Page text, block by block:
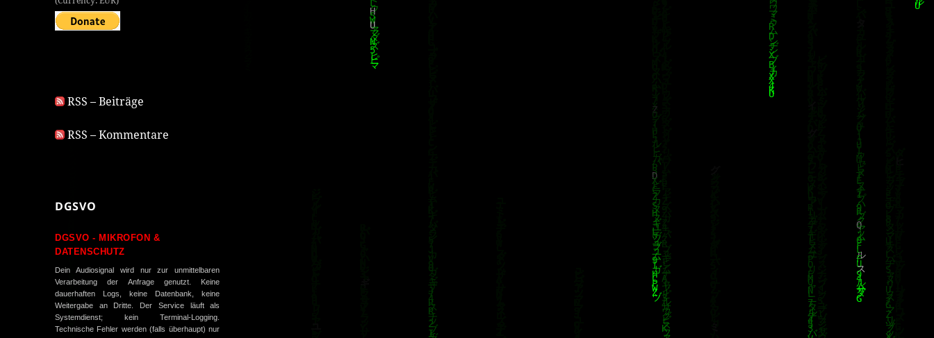
RSS – Beiträge
RSS – Kommentare
DGSVO
DGSVO - MIKROFON &
DATENSCHUTZ
Dein Audiosignal wird nur zur unmittelbaren
Verarbeitung der Anfrage genutzt. Keine
dauerhaften Logs, keine Datenbank, keine
Weitergabe an Dritte. Der Service läuft als
Systemdienst; kein Terminal-Logging.
Technische Fehler werden (falls überhaupt) nur